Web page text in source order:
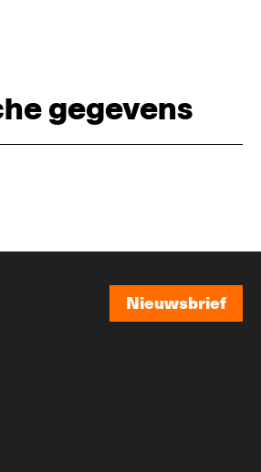
gegevens
Nieuwsbrief